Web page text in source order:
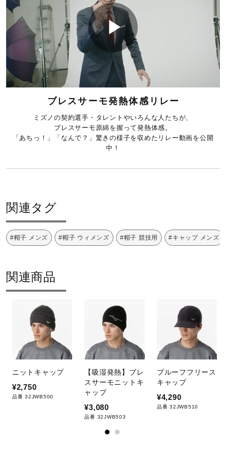
e
o
P
l
a
V
i
d
ブレスサーモ発熱体感リレー
ミズノの契約選手・タレントやいろんな人たちが、
ブレスサーモ原綿を握って発熱体感。
「あちっ！」「なんで？」驚きの様子を収めたリレー動画を公開
中！
関連タグ
#帽子 メンズ #帽子 ウィメンズ #帽子 競技用 #キャップ メンズ
関連商品
ニットキャップ
¥2,750
品番 32JWB500
【吸湿発熱】ブレ
スサーモニットキ
ャップ
¥3,080
品番 32JWB503
プルーフフリース
キャップ
¥4,290
品番 32JWB510